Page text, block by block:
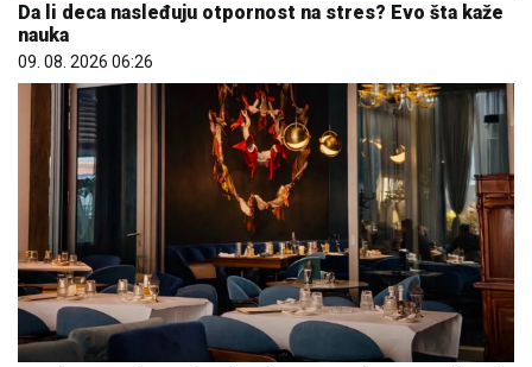
Da li deca nasleđuju otpornost na stres? Evo šta kaže
nauka
09. 08. 2026 06:26